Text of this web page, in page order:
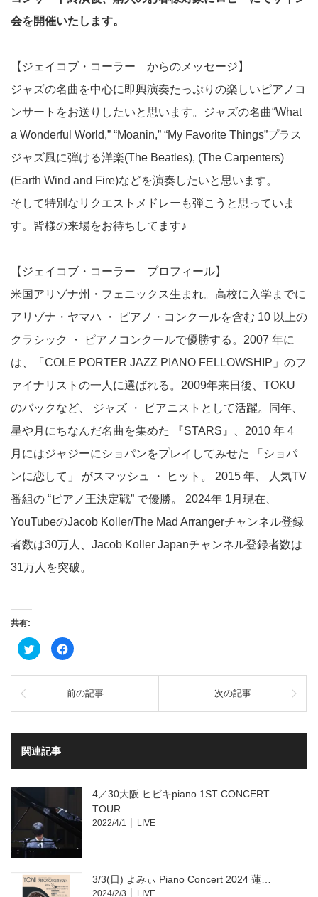
会を開催いたします。
【ジェイコブ・コーラー からのメッセージ】
ジャズの名曲を中心に即興演奏たっぷりの楽しいピアノコ
ンサートをお送りしたいと思います。ジャズの名曲“What
a Wonderful World,” “Moanin,” “My Favorite Things”プラス
ジャズ風に弾ける洋楽(The Beatles), (The Carpenters)
(Earth Wind and Fire)などを演奏したいと思います。
そして特別なリクエストメドレーも弾こうと思っていま
す。皆様の来場をお待ちしてます♪
【ジェイコブ・コーラー プロフィール】
米国アリゾナ州・フェニックス生まれ。高校に入学までに
アリゾナ・ヤマハ ・ ピアノ・コンクールを含む 10 以上の
クラシック ・ ピアノコンクールで優勝する。2007 年に
は、「COLE PORTER JAZZ PIANO FELLOWSHIP」のフ
ァイナリストの一人に選ばれる。2009年来日後、TOKU
のバックなど、 ジャズ ・ ピアニストとして活躍。同年、
星や月にちなんだ名曲を集めた 『STARS』、2010 年 4
月にはジャジーにショパンをプレイしてみせた 「ショパ
ンに恋して」 がスマッシュ ・ ヒット。 2015 年、 人気TV
番組の “ピアノ王決定戦” で優勝。 2024年 1月現在、
YouTubeのJacob Koller/The Mad Arrangerチャンネル登録
者数は30万人、Jacob Koller Japanチャンネル登録者数は
31万人を突破。
共有:
ク
リ
共
(新
い
ウ
開
き
ま
す)
Facebook
で
る
に
ク
ッ
い
ド
ウ
開
前の記事 次の記事
関連記事
4／30大阪 ヒビキpiano 1ST CONCERT
TOUR…
2022/4/1 LIVE
3/3(日) よみぃ Piano Concert 2024 蓮…
2024/2/3 LIVE